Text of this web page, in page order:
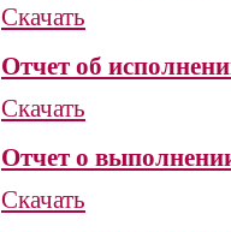
Скачать
Отчет об
Скачать
Отчет о
Скачать